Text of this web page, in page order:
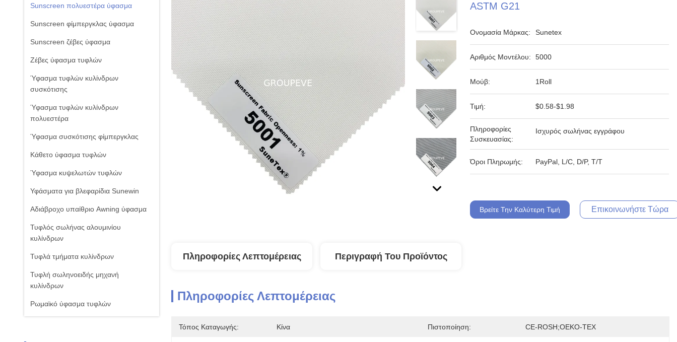
Sunscreen πολυεστέρα ύφασμα
Sunscreen φίμπεργκλας ύφασμα
Sunscreen ζέβες ύφασμα
Ζέβες ύφασμα τυφλών
Ύφασμα τυφλών κυλίνδρων
συσκότισης
Ύφασμα τυφλών κυλίνδρων
πολυεστέρα
Ύφασμα συσκότισης φίμπεργκλας
Κάθετο ύφασμα τυφλών
Ύφασμα κυψελωτών τυφλών
Υφάσματα για βλεφαρίδια Sunewin
Αδιάβροχο υπαίθριο Awning ύφασμα
Τυφλός σωλήνας αλουμινίου
κυλίνδρων
Τυφλά τμήματα κυλίνδρων
Τυφλή σωληνοειδής μηχανή
κυλίνδρων
Ρωμαϊκό ύφασμα τυφλών
ASTM G21
Ονομασία Μάρκας: Sunetex
Αριθμός Μοντέλου: 5000
Μούβ: 1Roll
Τιμή: $0.58-$1.98
Πληροφορίες
Συσκευασίας:
Ισχυρός σωλήνας εγγράφου
Όροι Πληρωμής: PayPal, L/C, D/P, T/T
Βρείτε Την Καλύτερη Τιμή Επικοινωνήστε Τώρα
Πληροφορίες Λεπτομέρειας Περιγραφή Του Προϊόντος
Πληροφορίες Λεπτομέρειας
Τόπος Καταγωγής: Κίνα Πιστοποίηση: CE-ROSH;OEKO-TEX